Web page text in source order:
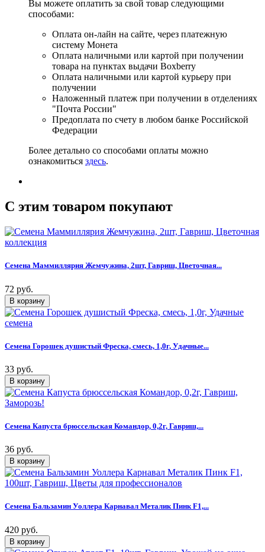
Вы можете оплатить за свой товар следующими
способами:
Оплата он-лайн на сайте, через платежную
систему Монета
Оплата наличными или картой при получении
товара на пунктах выдачи Boxberry
Оплата наличными или картой курьеру при
получении
Наложенный платеж при получении в отделениях
"Почта России"
Предоплата по счету в любом банке Российской
Федерации
Более детально со способами оплаты можно
ознакомиться здесь.
C этим товаром покупают
Семена Маммиллярия Жемчужина, 2шт, Гавриш, Цветочная...
72 руб.
Семена Горошек душистый Фреска, смесь, 1,0г, Удачные...
33 руб.
Семена Капуста брюссельская Командор, 0,2г, Гавриш,...
36 руб.
Семена Бальзамин Уоллера Карнавал Металик Пинк F1,...
420 руб.